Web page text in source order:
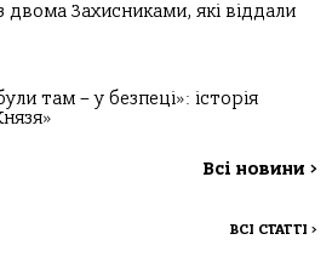
двома Захисниками, які віддали
там – у безпеці»: історія
Всі новини >
ВСІ СТАТТІ >